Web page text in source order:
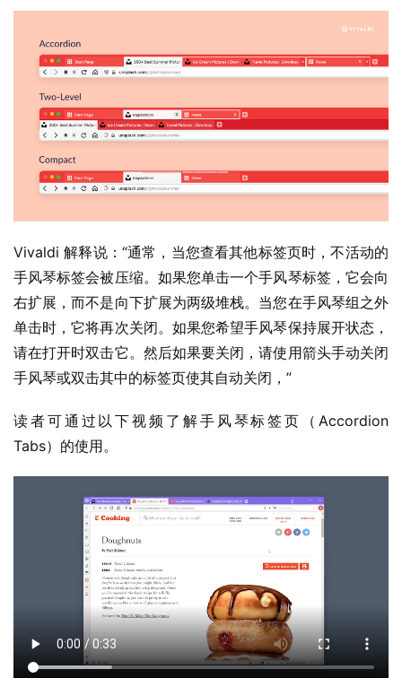
W
i
n
1
1
W
i
1
0
Vivaldi 解释说：“通常，当您查看其他标签页时，不活动的
手风琴标签会被压缩。如果您单击一个手风琴标签，它会向
右扩展，而不是向下扩展为两级堆栈。当您在手风琴组之外
单击时，它将再次关闭。如果您希望手风琴保持展开状态，
请在打开时双击它。然后如果要关闭，请使用箭头手动关闭
手风琴或双击其中的标签页使其自动关闭，”
读者可通过以下视频了解手风琴标签页（Accordion
Tabs）的使用。